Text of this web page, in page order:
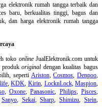
elektronik rumah tangga terbaik dan
baru, berkualitas tinggi, bagus dan
dan harga elektronik rumah tangga
toko onlineJualElektronik.com untuk
produkoriginal dengan kualitas bagus
seperti Ariston,Cosmos,Denpoo,
,KDK, Kirin, LocknLock,Maspion,
, Oxone,Panasonic, Philips, Pisces,
Sanyo, Sekai,Sharp,Shimizu,Stein,